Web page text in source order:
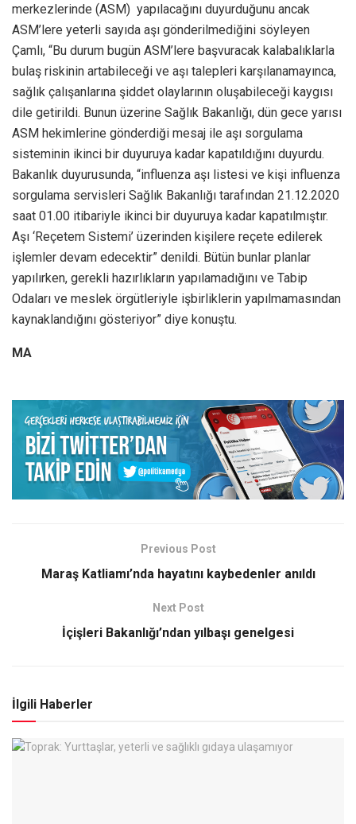
merkezlerinde (ASM) yapılacağını duyurduğunu ancak
ASM’lere yeterli sayıda aşı gönderilmediğini söyleyen
Çamlı, “Bu durum bugün ASM’lere başvuracak kalabalıklarla
bulaş riskinin artabileceği ve aşı talepleri karşılanamayınca,
sağlık çalışanlarına şiddet olaylarının oluşabileceği kaygısı
dile getirildi. Bunun üzerine Sağlık Bakanlığı, dün gece yarısı
ASM hekimlerine gönderdiği mesaj ile aşı sorgulama
sisteminin ikinci bir duyuruya kadar kapatıldığını duyurdu.
Bakanlık duyurusunda, “influenza aşı listesi ve kişi influenza
sorgulama servisleri Sağlık Bakanlığı tarafından 21.12.2020
saat 01.00 itibariyle ikinci bir duyuruya kadar kapatılmıştır.
Aşı ‘Reçetem Sistemi’ üzerinden kişilere reçete edilerek
işlemler devam edecektir” denildi. Bütün bunlar planlar
yapılırken, gerekli hazırlıkların yapılamadığını ve Tabip
Odaları ve meslek örgütleriyle işbirliklerin yapılmamasından
kaynaklandığını gösteriyor” diye konuştu.
MA
Previous Post
Maraş Katliamı’nda hayatını kaybedenler anıldı
Next Post
İçişleri Bakanlığı’ndan yılbaşı genelgesi
İlgili Haberler